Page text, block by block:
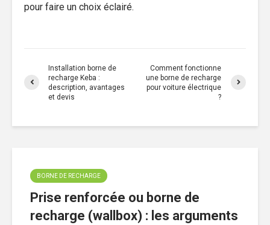
pour faire un choix éclairé.
Installation borne de
recharge Keba :
description, avantages
et devis
Comment fonctionne
une borne de recharge
pour voiture électrique
?
BORNE DE RECHARGE
Prise renforcée ou borne de
recharge (wallbox) : les arguments